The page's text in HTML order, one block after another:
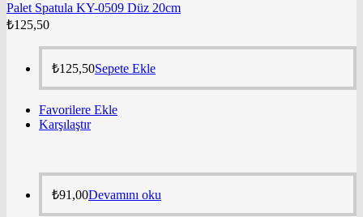
Palet Spatula KY-0509 Düz 20cm
₺125,50
₺125,50Sepete Ekle
Favorilere Ekle
Karşılaştır
₺91,00Devamını oku